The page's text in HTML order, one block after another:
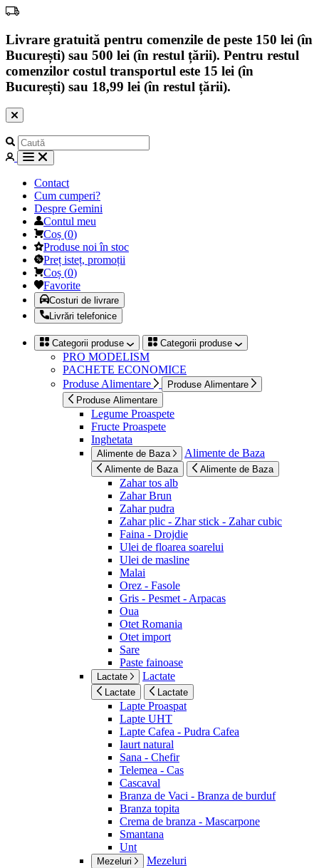
Livrare gratuită pentru comenzile de peste 150 lei (în
București) sau 500 lei (în restul țării). Pentru restul
comenzilor costul transportul este 15 lei (în
București) sau 18,99 lei (în restul țării).
Contact
Cum cumperi?
Despre Gemini
Contul meu
Coș (0)
Produse noi în stoc
Preț isteț, promoții
Coș (0)
Favorite
Costuri de livrare
Livrări telefonice
Categorii produse Categorii produse
PRO MODELISM
PACHETE ECONOMICE
Produse Alimentare
Produse Alimentare
Produse Alimentare
Legume Proaspete
Fructe Proaspete
Inghetata
Alimente de Baza Alimente de Baza
Alimente de Baza Alimente de Baza
Zahar tos alb
Zahar Brun
Zahar pudra
Zahar plic - Zhar stick - Zahar cubic
Faina - Drojdie
Ulei de floarea soarelui
Ulei de masline
Malai
Orez - Fasole
Gris - Pesmet - Arpacas
Oua
Otet Romania
Otet import
Sare
Paste fainoase
Lactate Lactate
Lactate Lactate
Lapte Proaspat
Lapte UHT
Lapte Cafea - Pudra Cafea
Iaurt natural
Sana - Chefir
Telemea - Cas
Cascaval
Branza de Vaci - Branza de burduf
Branza topita
Crema de branza - Mascarpone
Smantana
Unt
Mezeluri Mezeluri